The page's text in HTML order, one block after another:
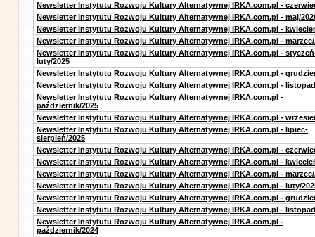
Newsletter Instytutu Rozwoju Kultury Alternatywnej IRKA.com.pl -
Newsletter Instytutu Rozwoju Kultury Alternatywnej IRKA.com.pl - maj/
Newsletter Instytutu Rozwoju Kultury Alternatywnej IRKA.com.pl -
Newsletter Instytutu Rozwoju Kultury Alternatywnej IRKA.com.pl - marzec/
Newsletter Instytutu Rozwoju Kultury Alternatywnej IRKA.com.pl -
luty/2025
Newsletter Instytutu Rozwoju Kultury Alternatywnej IRKA.com.pl -
Newsletter Instytutu Rozwoju Kultury Alternatywnej IRKA.com.pl -
Newsletter Instytutu Rozwoju Kultury Alternatywnej IRKA.com.pl -
październik/2025
Newsletter Instytutu Rozwoju Kultury Alternatywnej IRKA.com.pl -
Newsletter Instytutu Rozwoju Kultury Alternatywnej IRKA.com.pl - lipiec-
sierpień/2025
Newsletter Instytutu Rozwoju Kultury Alternatywnej IRKA.com.pl -
Newsletter Instytutu Rozwoju Kultury Alternatywnej IRKA.com.pl -
Newsletter Instytutu Rozwoju Kultury Alternatywnej IRKA.com.pl - marzec/
Newsletter Instytutu Rozwoju Kultury Alternatywnej IRKA.com.pl - luty/
Newsletter Instytutu Rozwoju Kultury Alternatywnej IRKA.com.pl -
Newsletter Instytutu Rozwoju Kultury Alternatywnej IRKA.com.pl -
Newsletter Instytutu Rozwoju Kultury Alternatywnej IRKA.com.pl -
październik/2024